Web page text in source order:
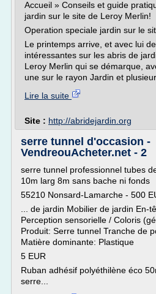
Accueil » Conseils et guide
jardin sur le site de Leroy Merlin!
Operation speciale jardin sur le
Le printemps arrive, et avec lui
intéressantes sur les abris de
Leroy Merlin qui se démarque,
une sur le rayon Jardin et
Lire la suite
Site : http://abridejardin.org
serre tunnel d'occasion -
VendreouAcheter.net - 2
serre tunnel professionnel tubes
10m larg 8m sans bache ni fonds
55210 Nonsard-Lamarche - 500
... de jardin Mobilier de jardin En-
Perception sensorielle / Coloris
Produit: Serre tunnel Tranche de
Matière dominante: Plastique
5 EUR
Ruban adhésif polyéthilène éco
serre...